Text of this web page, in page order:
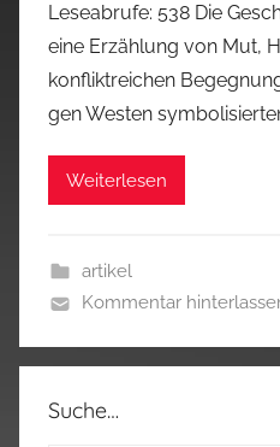
Leseabrufe: 538 Die
eine Erzählung von Mut,
konfliktreichen
gen Westen
Weiterlesen
artikel
Kommentar
Suche…